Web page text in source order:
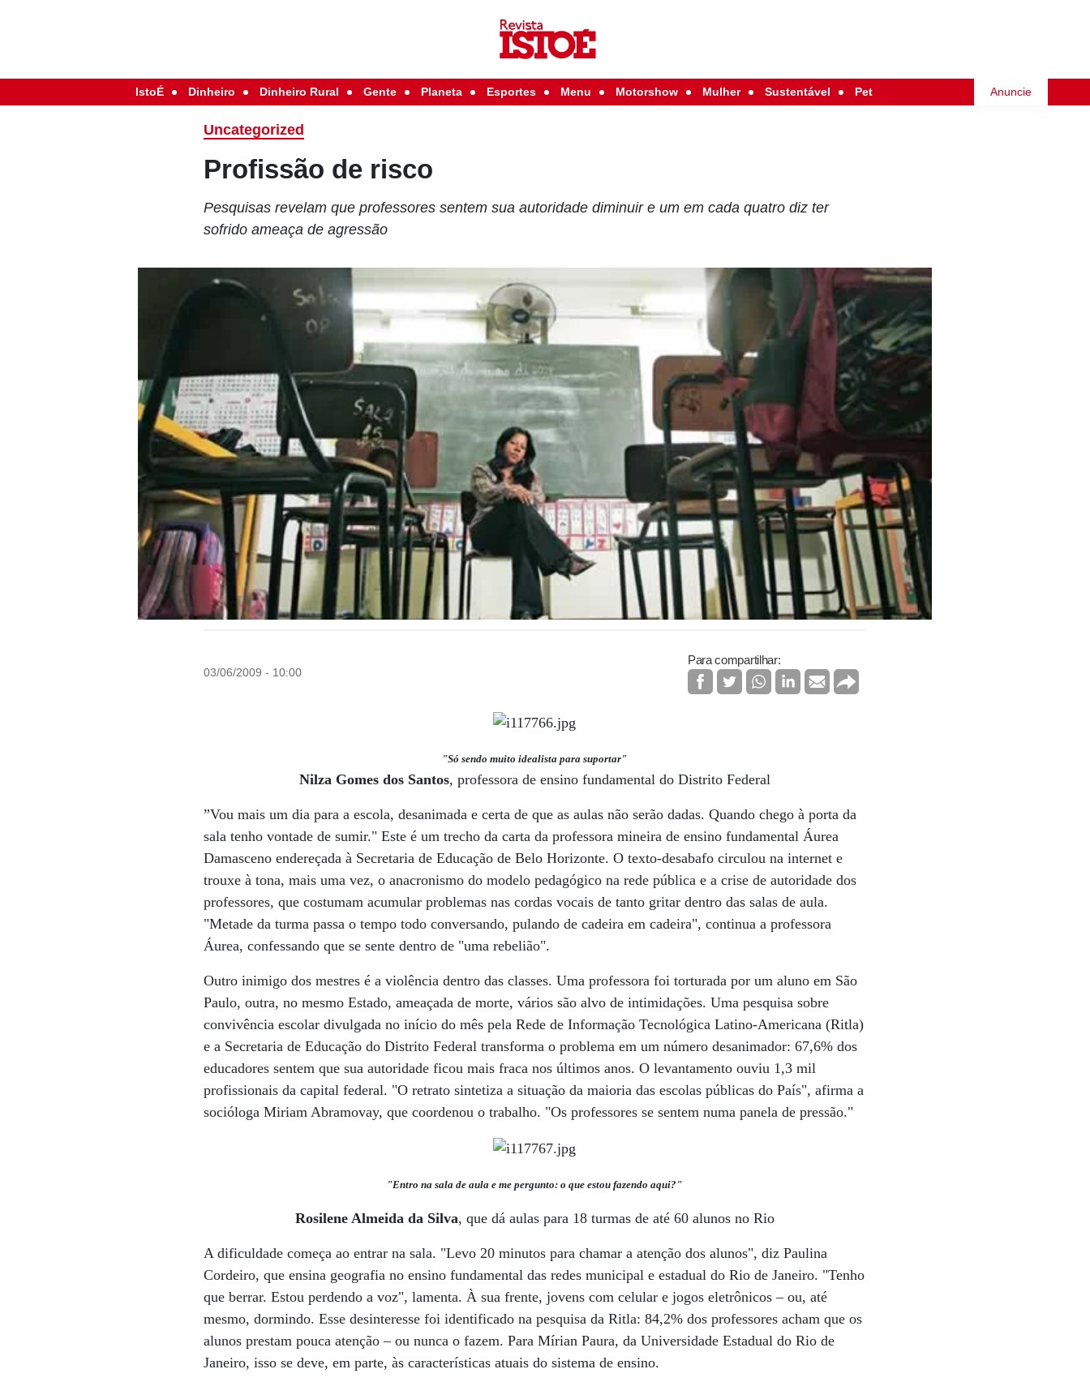
IstoÉ Dinheiro Dinheiro Rural Gente Planeta Esportes Menu Motorshow Mulher Sustentável Pet Anuncie
Uncategorized
Profissão de risco
Pesquisas revelam que professores sentem sua autoridade diminuir e um em cada quatro diz ter
sofrido ameaça de agressão
03/06/2009 - 10:00
Para compartilhar:
"Só sendo muito idealista para suportar"
Nilza Gomes dos Santos, professora de ensino fundamental do Distrito Federal
”Vou mais um dia para a escola, desanimada e certa de que as aulas não serão dadas. Quando chego à porta da
sala tenho vontade de sumir." Este é um trecho da carta da professora mineira de ensino fundamental Áurea
Damasceno endereçada à Secretaria de Educação de Belo Horizonte. O texto-desabafo circulou na internet e
trouxe à tona, mais uma vez, o anacronismo do modelo pedagógico na rede pública e a crise de autoridade dos
professores, que costumam acumular problemas nas cordas vocais de tanto gritar dentro das salas de aula.
"Metade da turma passa o tempo todo conversando, pulando de cadeira em cadeira", continua a professora
Áurea, confessando que se sente dentro de "uma rebelião".
Outro inimigo dos mestres é a violência dentro das classes. Uma professora foi torturada por um aluno em São
Paulo, outra, no mesmo Estado, ameaçada de morte, vários são alvo de intimidações. Uma pesquisa sobre
convivência escolar divulgada no início do mês pela Rede de Informação Tecnológica Latino-Americana (Ritla)
e a Secretaria de Educação do Distrito Federal transforma o problema em um número desanimador: 67,6% dos
educadores sentem que sua autoridade ficou mais fraca nos últimos anos. O levantamento ouviu 1,3 mil
profissionais da capital federal. "O retrato sintetiza a situação da maioria das escolas públicas do País", afirma a
socióloga Miriam Abramovay, que coordenou o trabalho. "Os professores se sentem numa panela de pressão."
"Entro na sala de aula e me pergunto: o que estou fazendo aqui?"
Rosilene Almeida da Silva, que dá aulas para 18 turmas de até 60 alunos no Rio
A dificuldade começa ao entrar na sala. "Levo 20 minutos para chamar a atenção dos alunos", diz Paulina
Cordeiro, que ensina geografia no ensino fundamental das redes municipal e estadual do Rio de Janeiro. "Tenho
que berrar. Estou perdendo a voz", lamenta. À sua frente, jovens com celular e jogos eletrônicos – ou, até
mesmo, dormindo. Esse desinteresse foi identificado na pesquisa da Ritla: 84,2% dos professores acham que os
alunos prestam pouca atenção – ou nunca o fazem. Para Mírian Paura, da Universidade Estadual do Rio de
Janeiro, isso se deve, em parte, às características atuais do sistema de ensino.